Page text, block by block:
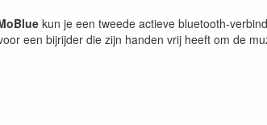
kun je een tweede actieve bluetooth-
een bijrijder die zijn handen vrij heeft om de